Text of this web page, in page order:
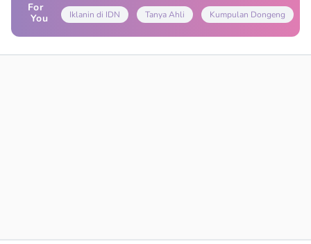
For
You
Iklanin di IDN Tanya Ahli Kumpulan Dongeng